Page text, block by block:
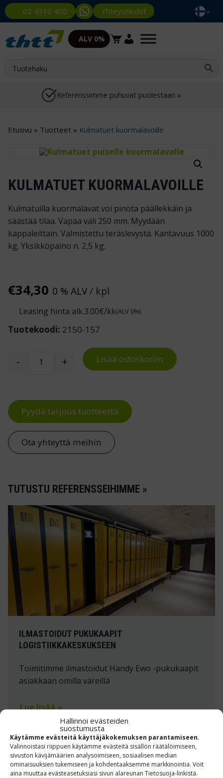
Hallinnoi evästeiden
suostumusta
Käytämme evästeitä käyttäjäkokemuksen parantamiseen.
Valinnoistasi riippuen käytämme evästeitä sisällön räätälöimiseen,
sivuston kävijämäärien analysoimiseen, sosiaalisen median
ominaisuuksien tukemiseen ja kohdentaaksemme markkinointia. Voit
aina muuttaa evästeasetuksiasi sivun alareunan Tietosuoja-linkistä.
02 4310 400 Yhteystiedot
ALV 0%
Referenssimme puhuvat puolestaan »
Etusivu » Tuotteet » Kulmatuet kuormalavoille
KULMATUET KUORMALAVOILLE
Kulmatuilla kuormalavat voi pinota päällekkäin ja
säästää tilaa. Vapaa väli 250 mm. Myydään
kappaleittain. Valmistettu teräslevystä. Kantavuus 1000
kg. Yksikköpaino n. 2,5 kg.
€34,30 0 % ALV/ kpl
Leasing hinta alk.3.00€/kk(ALV 0%)
Tuotekoodi: 2150-157
Kulmatuet kuormalavoille määrä
- + Lisää ostoskoriin
Pyydä tarjous tuotteesta
Ota yhteyttä meihin
TUTUSTU REFERENSSEIHIMME »
ILMASTOIDUT PUKUKAAPIT
LOGISTIIKKAKESKUKSEEN
Toimitimme ilmastoidut Handy Ewo -pukukaapit
asiakkaan omilla väreillä
Lue lisää »